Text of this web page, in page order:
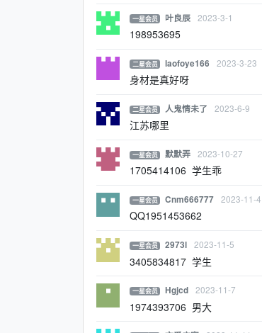
一星会员 叶良辰 2023-3-1
198953695
二星会员 laofoye166 2023-3-23
身材是真好呀
二星会员 人鬼情未了 2023-6-9
江苏哪里
一星会员 默默弄 2023-10-27
1705414106 学生乖
一星会员 Cnm666777 2023-11-4
QQ1951453662
一星会员 2973l 2023-11-5
3405834817 学生
一星会员 Hgjcd 2023-11-7
1974393706 男大